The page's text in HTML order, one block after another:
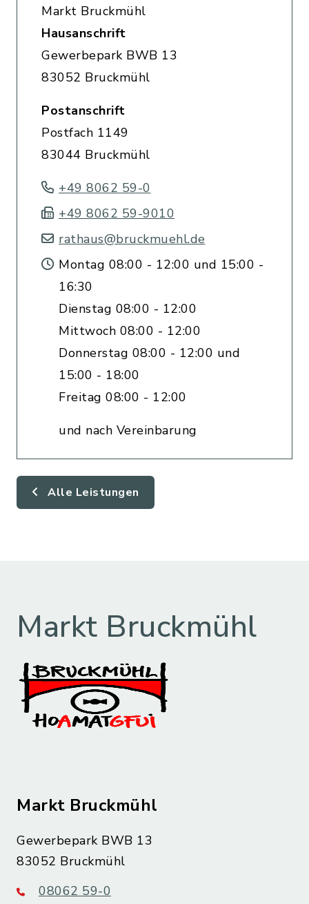
Markt Bruckmühl
Hausanschrift
Gewerbepark BWB 13
83052 Bruckmühl
Postanschrift
Postfach 1149
83044 Bruckmühl
+49 8062 59-0
+49 8062 59-9010
rathaus@bruckmuehl.de
Montag 08:00 - 12:00 und 15:00 -
16:30
Dienstag 08:00 - 12:00
Mittwoch 08:00 - 12:00
Donnerstag 08:00 - 12:00 und
15:00 - 18:00
Freitag 08:00 - 12:00
und nach Vereinbarung
Alle Leistungen
Markt Bruckmühl
Markt Bruckmühl
Gewerbepark BWB 13
83052 Bruckmühl
08062 59-0